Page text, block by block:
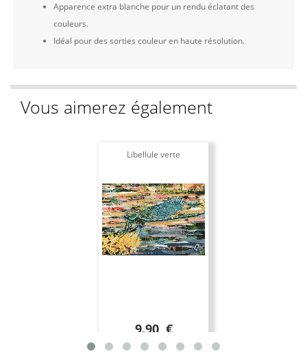
Apparence extra blanche pour un rendu éclatant des
couleurs.
Idéal pour des sorties couleur en haute résolution.
Vous aimerez également
Libellule verte
9.90 €